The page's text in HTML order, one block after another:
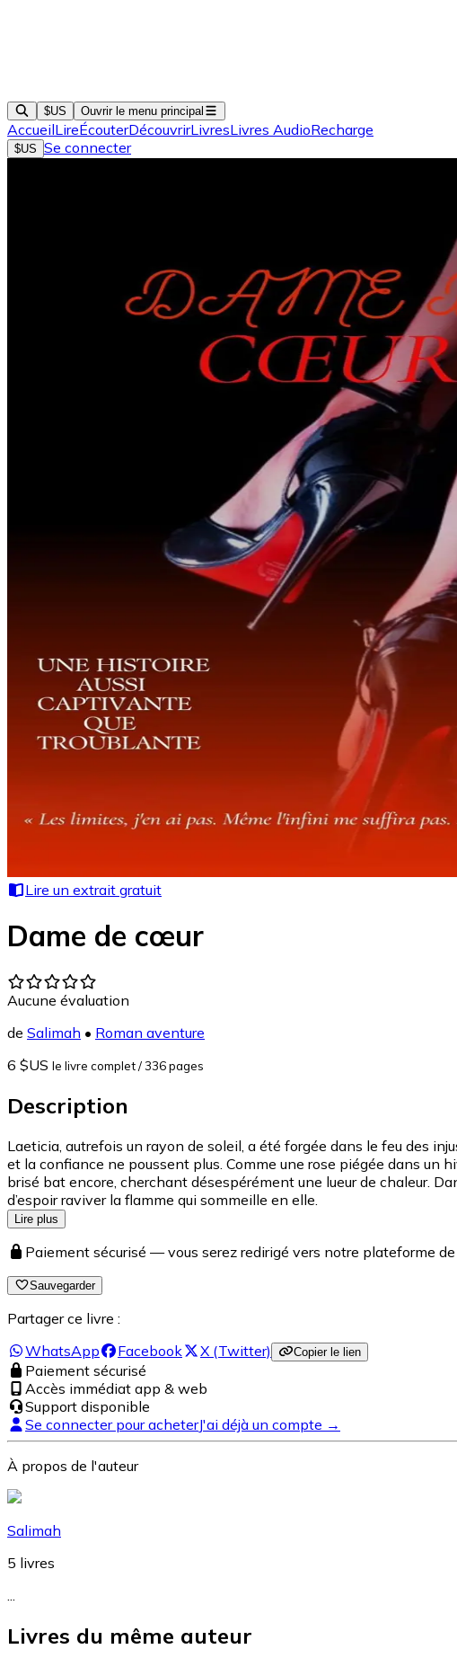
$US Ouvrir le menu principal
AccueilLireÉcouterDécouvrirLivresLivres AudioRecharge
$US Se connecter
Lire un extrait gratuit
Dame de cœur
Aucune évaluation
de Salimah • Roman aventure
6 $US le livre complet/ 336 pages
Description
Laeticia, autrefois un rayon de soleil, a été forgée dans le feu des
et la confiance ne poussent plus. Comme une rose piégée dans un
brisé bat encore, cherchant désespérément une lueur de chaleur.
d’espoir raviver la flamme qui sommeille en elle.
Lire plus
Paiement sécurisé — vous serez redirigé vers notre plateforme
Sauvegarder
Partager ce livre :
WhatsApp
Facebook X (Twitter) Copier le lien
Paiement sécurisé
Accès immédiat app & web
Support disponible
Se connecter pour acheterJ'ai déjà un compte →
À propos de l'auteur
Salimah
5 livres
Livres du même auteur